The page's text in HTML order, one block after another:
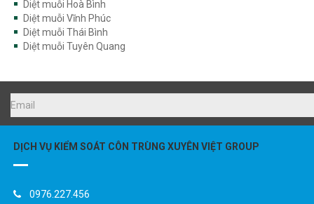
Diệt muỗi Thái Bình
Diệt muỗi Tuyên Quang
DỊCH VỤ KIỂM SOÁT CÔN TRÙNG XUYÊN VIỆT GROUP
xuyenvietgroupvn@gmail.com